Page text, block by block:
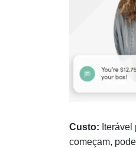
Custo:
começam,